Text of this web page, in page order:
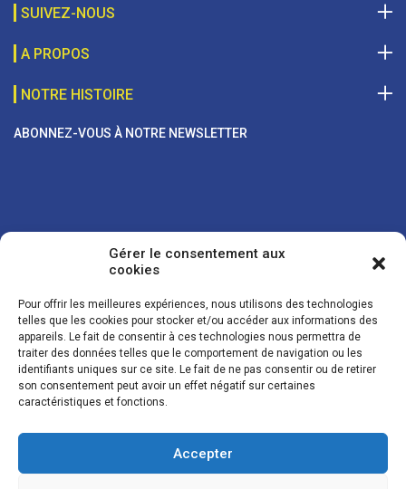
Gérer le consentement aux
cookies
Pour offrir les meilleures expériences, nous utilisons des technologies
telles que les cookies pour stocker et/ou accéder aux informations des
appareils. Le fait de consentir à ces technologies nous permettra de
traiter des données telles que le comportement de navigation ou les
identifiants uniques sur ce site. Le fait de ne pas consentir ou de retirer
son consentement peut avoir un effet négatif sur certaines
caractéristiques et fonctions.
Accepter
SUIVEZ-NOUS
A PROPOS
NOTRE HISTOIRE
ABONNEZ-VOUS À NOTRE NEWSLETTER
Vos coordonnées sont uniquement utilisées pour vous envoyer des
lettres d'information sur nos activités. Vous pouvez à tout moment
utiliser le lien de désinscription figurant dans la lettre d'information.
© LES NOUVELLES DE LA BOULANGERIE - Tous droits réservés - Réalisation :
Josh Digital